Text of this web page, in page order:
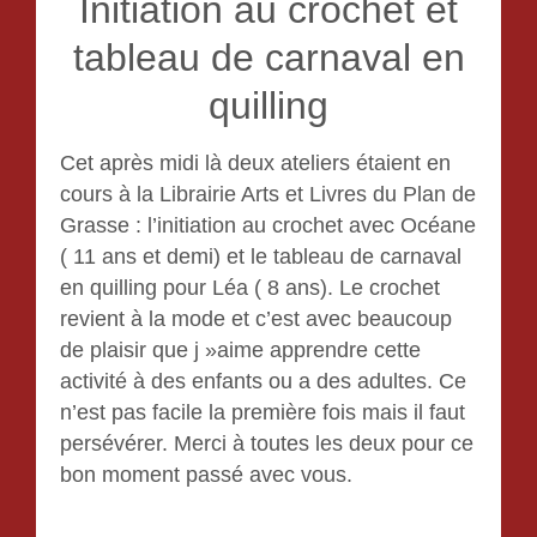
Initiation au crochet et
tableau de carnaval en
quilling
Cet après midi là deux ateliers étaient en
cours à la Librairie Arts et Livres du Plan de
Grasse : l’initiation au crochet avec Océane
( 11 ans et demi) et le tableau de carnaval
en quilling pour Léa ( 8 ans). Le crochet
revient à la mode et c’est avec beaucoup
de plaisir que j »aime apprendre cette
activité à des enfants ou a des adultes. Ce
n’est pas facile la première fois mais il faut
persévérer. Merci à toutes les deux pour ce
bon moment passé avec vous.